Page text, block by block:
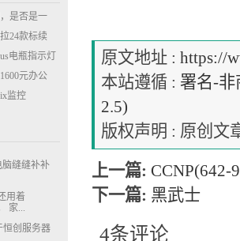
原文地址 :https://
本站遵循 : 署名-非
2.5)
版权声明 : 原创文
上一篇: CCNP(642-
下一篇: 黑武士
4条评论
是否是一
？当架构
成配置清
24款标续
Y 2万公里
验
电瓶指示灯
不上电
元办公
监控
脑缝缝补补
用着
家...
恒创服务器